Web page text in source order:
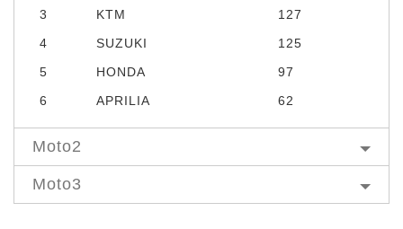
3
KTM
127
4
SUZUKI
125
5
HONDA
97
6
APRILIA 62
Moto2
Moto3